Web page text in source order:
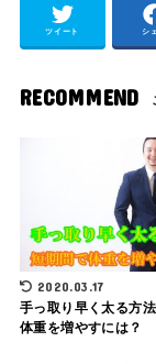
ツイート シ
RECOMMEND
2020.03.17
手っ取り早く太る方
体重を増やすには？